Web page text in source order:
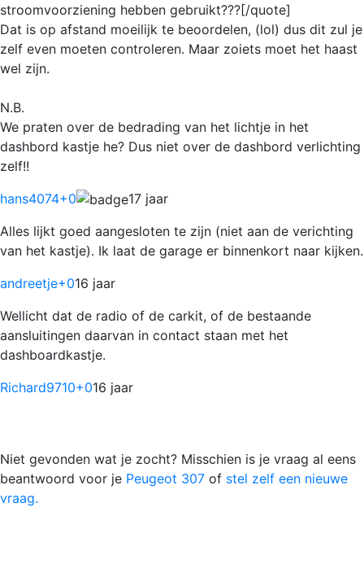
stroomvoorziening hebben gebruikt???[/quote]
Dat is op afstand moeilijk te beoordelen, (lol) dus dit zul je
zelf even moeten controleren. Maar zoiets moet het haast
wel zijn.
N.B.
We praten over de bedrading van het lichtje in het
dashbord kastje he? Dus niet over de dashbord verlichting
zelf!!
hans4074+0
17 jaar
Alles lijkt goed aangesloten te zijn (niet aan de verichting
van het kastje). Ik laat de garage er binnenkort naar kijken.
andreetje+016 jaar
Wellicht dat de radio of de carkit, of de bestaande
aansluitingen daarvan in contact staan met het
dashboardkastje.
Richard9710+016 jaar
Niet gevonden wat je zocht? Misschien is je vraag al eens
beantwoord voor je Peugeot 307 of stel zelf een nieuwe
vraag.